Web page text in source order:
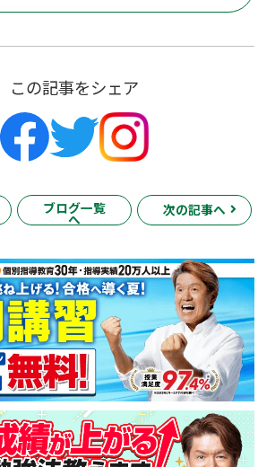
この記事をシェア
ブログ一覧
へ
次の記事へ